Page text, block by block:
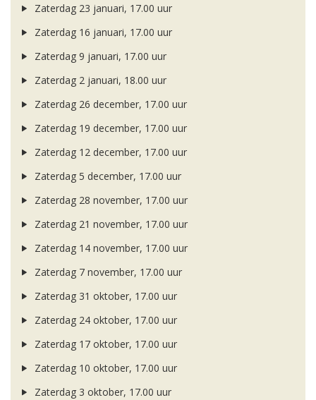
Zaterdag 23 januari, 17.00 uur
Zaterdag 16 januari, 17.00 uur
Zaterdag 9 januari, 17.00 uur
Zaterdag 2 januari, 18.00 uur
Zaterdag 26 december, 17.00 uur
Zaterdag 19 december, 17.00 uur
Zaterdag 12 december, 17.00 uur
Zaterdag 5 december, 17.00 uur
Zaterdag 28 november, 17.00 uur
Zaterdag 21 november, 17.00 uur
Zaterdag 14 november, 17.00 uur
Zaterdag 7 november, 17.00 uur
Zaterdag 31 oktober, 17.00 uur
Zaterdag 24 oktober, 17.00 uur
Zaterdag 17 oktober, 17.00 uur
Zaterdag 10 oktober, 17.00 uur
Zaterdag 3 oktober, 17.00 uur